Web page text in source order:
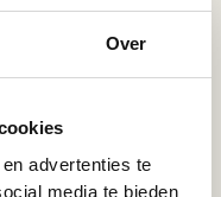
Over
advertenties te
media te bieden